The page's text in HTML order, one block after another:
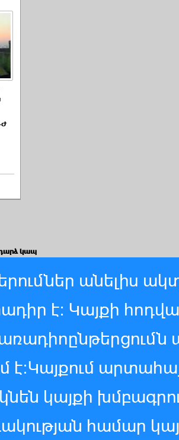
կապ
անելիս
է: Կայքի
է:Կայքում
կայքի
համար